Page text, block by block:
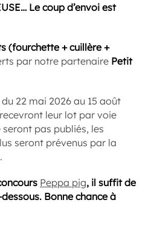
Le coup d’envoi est
(fourchette + cuillère +
par notre partenaire Petit
22 mai 2026 au 15 août
leur lot par voie
pas publiés, les
seront prévenus par la
Peppa pig, il suffit de
Bonne chance à